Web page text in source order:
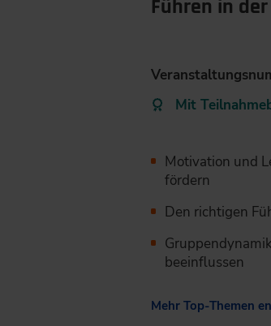
Führen in
Mit
Motivation und
fördern
Den richtigen
beeinflussen
Mehr Top-Themen